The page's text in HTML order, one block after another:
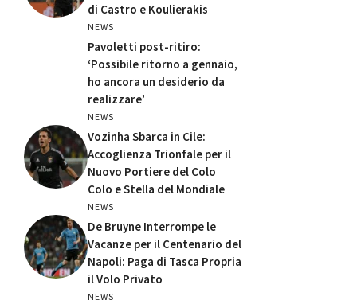
di Castro e Koulierakis
NEWS
Pavoletti post-ritiro:
‘Possibile ritorno a gennaio,
ho ancora un desiderio da
realizzare’
NEWS
Vozinha Sbarca in Cile:
Accoglienza Trionfale per il
Nuovo Portiere del Colo
Colo e Stella del Mondiale
NEWS
De Bruyne Interrompe le
Vacanze per il Centenario del
Napoli: Paga di Tasca Propria
il Volo Privato
NEWS